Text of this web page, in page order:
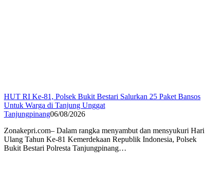
HUT RI Ke-81, Polsek Bukit Bestari Salurkan 25 Paket Bansos
Untuk Warga di Tanjung Unggat
Tanjungpinang06/08/2026
Zonakepri.com– Dalam rangka menyambut dan mensyukuri Hari
Ulang Tahun Ke-81 Kemerdekaan Republik Indonesia, Polsek
Bukit Bestari Polresta Tanjungpinang…